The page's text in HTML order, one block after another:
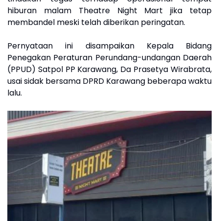
hiburan malam Theatre Night Mart jika tetap
membandel meski telah diberikan peringatan.
Pernyataan ini disampaikan Kepala Bidang
Penegakan Peraturan Perundang-undangan Daerah
(PPUD) Satpol PP Karawang, Da Prasetya Wirabrata,
usai sidak bersama DPRD Karawang beberapa waktu
lalu.